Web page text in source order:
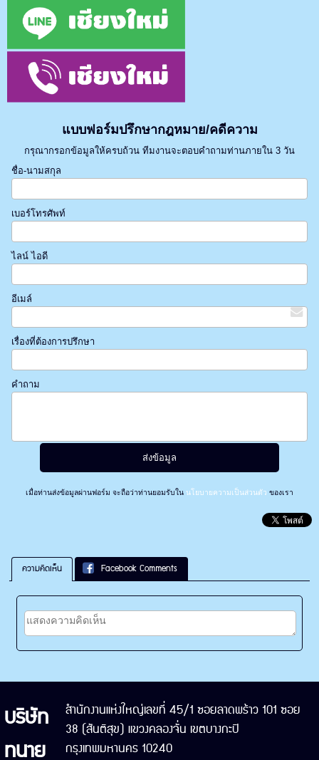
แบบฟอร์มปรึกษากฎหมาย/คดีความ
กรุณากรอกข้อมูลให้ครบถ้วน ทีมงานจะตอบคำถามท่านภายใน 3 วัน
ชื่อ-นามสกุล
เบอร์โทรศัพท์
ไลน์ ไอดี
อีเมล์
เรื่องที่ต้องการปรึกษา
คำถาม
เมื่อท่านส่งข้อมูลผ่านฟอร์ม จะถือว่าท่านยอมรับใน นโยบายความเป็นส่วนตัว ของเรา
ความคิดเห็น Facebook Comments
บริษัท
ทนาย
สำนักงานแห่งใหญ่เลขที่ 45/1 ซอยลาดพร้าว 101 ซอย
38 (สันติสุข) แขวงคลองจั่น เขตบางกะปิ
กรุงเทพมหานคร 10240